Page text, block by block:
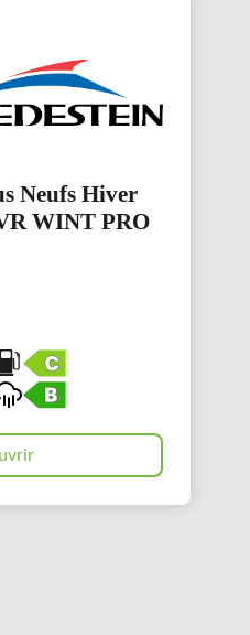
Neufs Hiver
WINT PRO